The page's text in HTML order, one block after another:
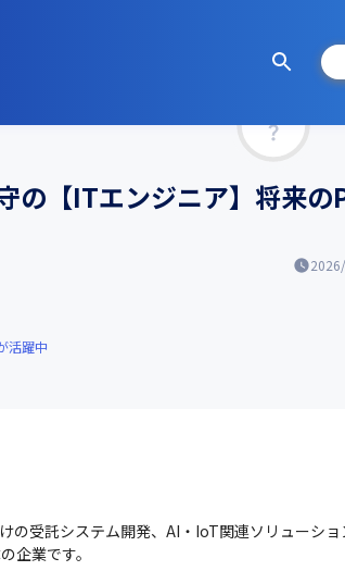
の【ITエンジニア】将来の
活躍中
の受託システム開発、AI・IoT関連ソリューショ
企業です。